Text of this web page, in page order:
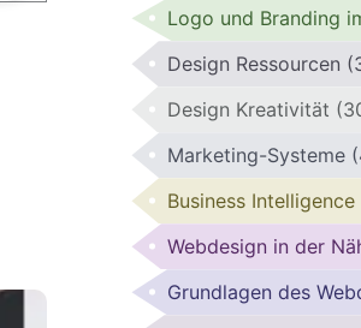
Logo und Branding
Design Ressourcen
Design Kreativität
Marketing-Systeme
Business Intelligence
Webdesign in der
Grundlagen des